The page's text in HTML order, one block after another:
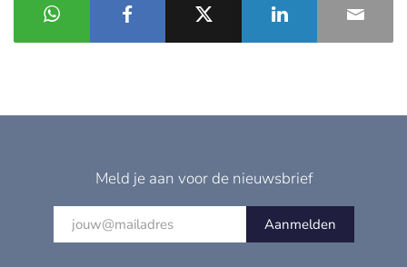
Meld je aan voor de nieuwsbrief
Aanmelden